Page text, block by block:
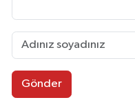
Gönder